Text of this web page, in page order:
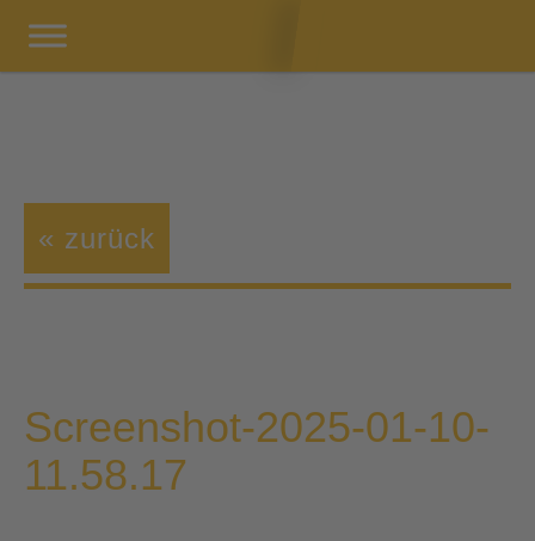
« zurück
Screenshot-2025-01-10-
11.58.17